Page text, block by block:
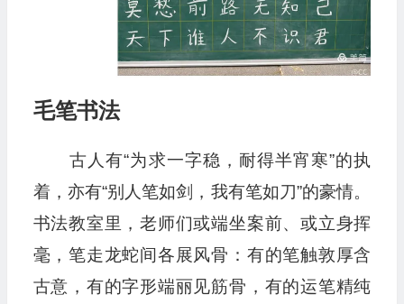
毛笔书法
古人有“为求一字稳，耐得半宵寒”的执
着，亦有“别人笔如剑，我有笔如刀”的豪情。
书法教室里，老师们或端坐案前、或立身挥
毫，笔走龙蛇间各展风骨：有的笔触敦厚含
古意，有的字形端丽见筋骨，有的运笔精纯